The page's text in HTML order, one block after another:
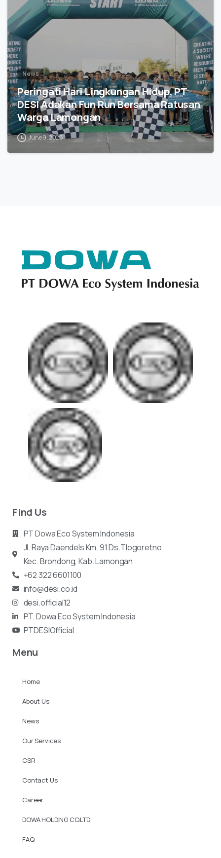
News
Peringati Hari Lingkungan Hidup, PT
DESI Adakan Fun Run Bersama Ratusan
Warga Lamongan
June 9, 2026
Find Us
PT Dowa Eco System Indonesia
Jl. Raya Daendels Km. 91 Ds.Tlogoretno
Kec.Brondong, Kab. Lamongan
+62 322 6601100
info@desi.co.id
desi.official12
PT. Dowa Eco System Indonesia
PTDESIOfficial
Menu
Home
About Us
News
Our Services
CSR
Contact Us
Career
DOWA HOLDING CO.LTD
FAQ